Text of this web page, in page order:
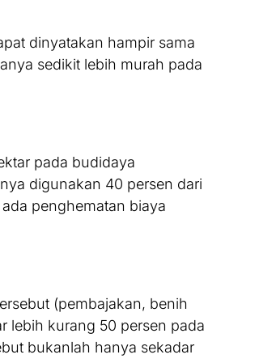
dinyatakan hampir sama
sedikit lebih murah pada
pada budidaya
digunakan 40 persen dari
penghematan biaya
(pembajakan, benih
lebih kurang 50 persen pada
bukanlah hanya sekadar